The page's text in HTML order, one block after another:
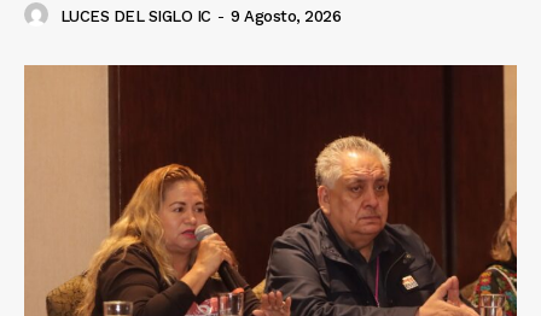
LUCES DEL SIGLO IC - 9 Agosto, 2026